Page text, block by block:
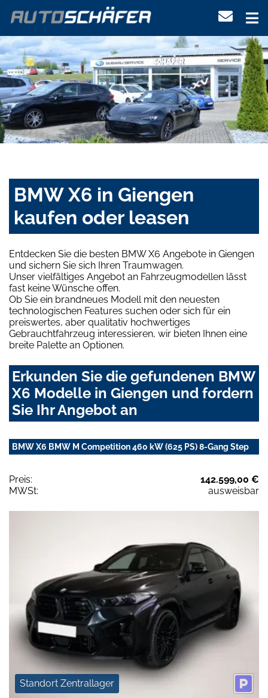
BMW X6 in Giengen
kaufen oder leasen
Entdecken Sie die besten BMW X6 Angebote in Giengen
und sichern Sie sich Ihren Traumwagen.
Unser vielfältiges Angebot an Fahrzeugmodellen lässt
fast keine Wünsche offen.
Ob Sie ein brandneues Modell mit den neuesten
technologischen Features suchen oder sich für ein
preiswertes, aber qualitativ hochwertiges
Gebrauchtfahrzeug interessieren, wir bieten Ihnen eine
breite Palette an Optionen.
Erkunden Sie die gefundenen BMW
X6 Modelle in Giengen und fordern
Sie Ihr Angebot an
BMW X6 BMW M Competition 460 kW (625 PS) 8-Gang Step
Preis:
142.599,00 €
MWSt:
ausweisbar
Standort Zentrallager